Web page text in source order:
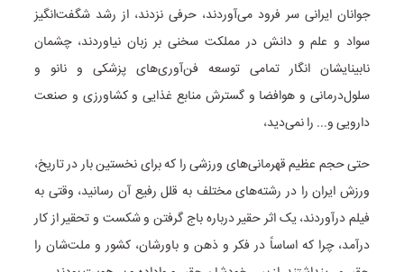
جوانان ایرانی سر فرود می‌آوردند، حرفی نزدند، از رشد شگفت‌انگیز
سواد و علم و دانش در مملکت سخنی بر زبان نیاوردند، چشمان
نابینایشان انگار تمامی توسعه فن‌آوری‌های پزشکی و نانو و
سلول‌درمانی و هوافضا و گسترش منابع غذایی و کشاورزی و صنعت
دارویی و... را نمی‌دید،
حتی حجم عظیم قهرمانی‌های ورزشی را که برای نخستین بار در تاریخ،
ورزش ایران را در رشته‌های مختلف به قلل رفیع آن رسانید، وقتی به
فیلم درآوردند، یک اثر حقیر درباره باج گرفتن و شکست و تحقیر از کار
درآمد، چرا که اساساً در فکر و ذهن و باورشان، کشور و ملت‌شان را